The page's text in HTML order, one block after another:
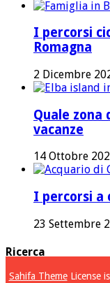
I percorsi
Romagna
2 Dicembre
Quale zona
vacanze
14 Ottobre
I percorsi a
23 Settembre
Ricerca
Ricerca
Sahifa ThemeLicense